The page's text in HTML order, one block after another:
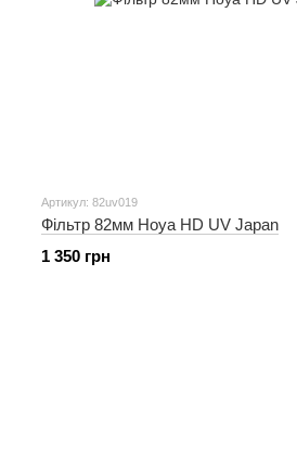
Артикул: 82uv019
Фільтр 82мм Hoya HD UV Japan
1 350 грн